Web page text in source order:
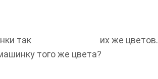
так
их же
того же цвета?